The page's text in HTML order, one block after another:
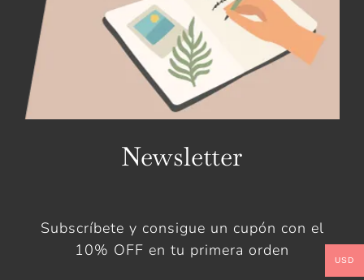
Newsletter
Subscríbete y consigue un cupón con el
10% OFF en tu primera orden
USD